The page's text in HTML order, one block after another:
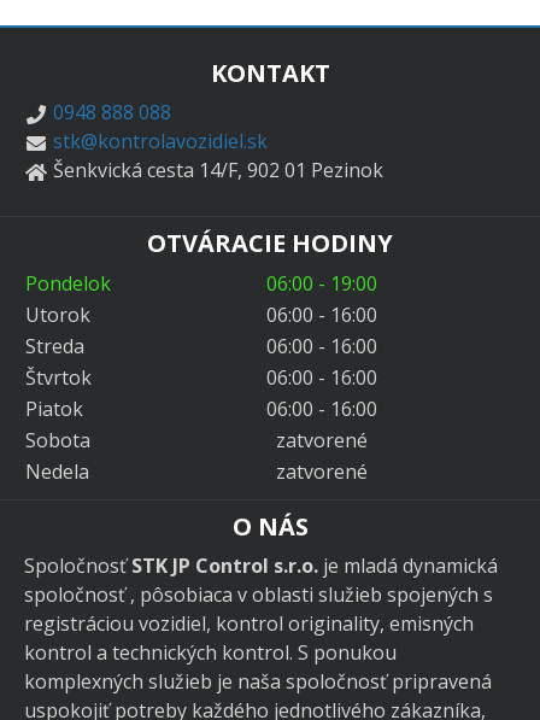
KONTAKT
0948 888 088
stk@kontrolavozidiel.sk
Šenkvická cesta 14/F, 902 01 Pezinok
OTVÁRACIE HODINY
Pondelok
06:00 - 19:00
Utorok
06:00 - 16:00
Streda
06:00 - 16:00
Štvrtok
06:00 - 16:00
Piatok
06:00 - 16:00
Sobota
zatvorené
Nedela
zatvorené
O NÁS
SpoločnosťSTK JP Control s.r.o. je mladá dynamická
spoločnosť , pôsobiaca v oblasti služieb spojených s
registráciou vozidiel, kontrol originality, emisných
kontrol a technických kontrol. S ponukou
komplexných služieb je naša spoločnosť pripravená
uspokojiť potreby každého jednotlivého zákazníka,